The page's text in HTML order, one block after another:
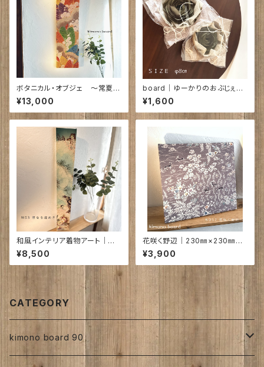
ボタニカル・オブジェ ～常夏の
葉衣｜750㎜×210㎜×19㎜ N
O13
¥13,000
board｜ゆーかりのおぶじぇ④
｜φ8㎝
¥1,600
和風インテリア着物アート｜雅
なる煌めき 720×95×18㎜
¥8,500
花咲く野辺｜230㎜×230㎜
ア）17㎜
¥3,900
CATEGORY
kimono board 90